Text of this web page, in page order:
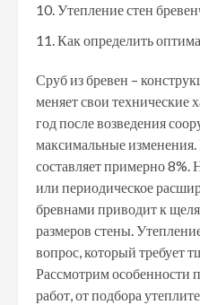
Утепление стен
Как определить
Сруб из бревен –
меняет свои технические
год после возведения
максимальные изменения.
составляет примерно
или периодическое
бревнами приводит к
размеров стены.
вопрос, который требует
Рассмотрим особенности
работ, от подбора